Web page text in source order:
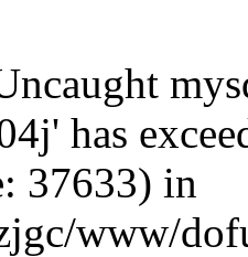
has
37633) in
www/